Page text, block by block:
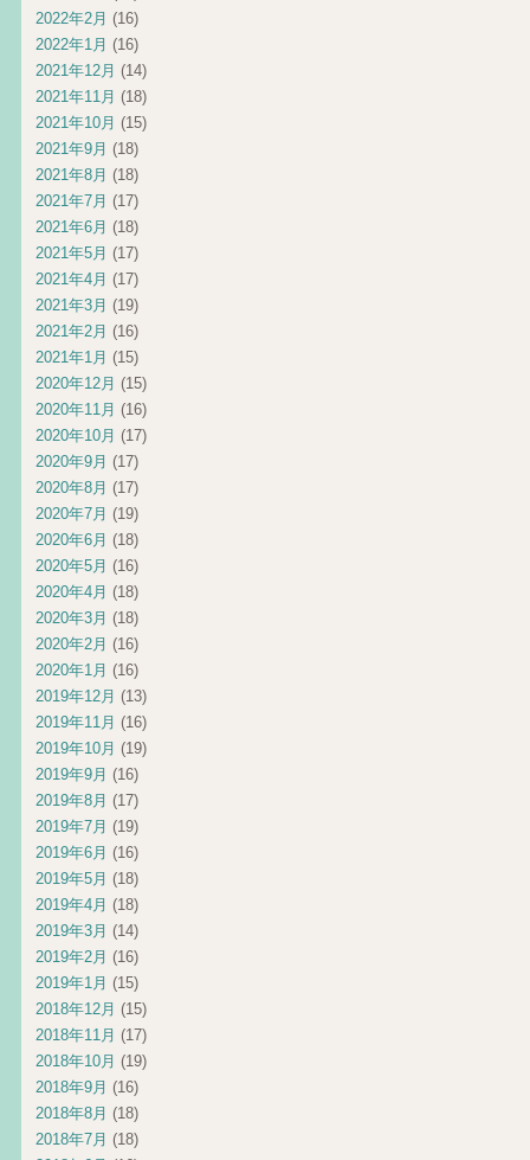
2022年2月 (16)
2022年1月 (16)
2021年12月 (14)
2021年11月 (18)
2021年10月 (15)
2021年9月 (18)
2021年8月 (18)
2021年7月 (17)
2021年6月 (18)
2021年5月 (17)
2021年4月 (17)
2021年3月 (19)
2021年2月 (16)
2021年1月 (15)
2020年12月 (15)
2020年11月 (16)
2020年10月 (17)
2020年9月 (17)
2020年8月 (17)
2020年7月 (19)
2020年6月 (18)
2020年5月 (16)
2020年4月 (18)
2020年3月 (18)
2020年2月 (16)
2020年1月 (16)
2019年12月 (13)
2019年11月 (16)
2019年10月 (19)
2019年9月 (16)
2019年8月 (17)
2019年7月 (19)
2019年6月 (16)
2019年5月 (18)
2019年4月 (18)
2019年3月 (14)
2019年2月 (16)
2019年1月 (15)
2018年12月 (15)
2018年11月 (17)
2018年10月 (19)
2018年9月 (16)
2018年8月 (18)
2018年7月 (18)